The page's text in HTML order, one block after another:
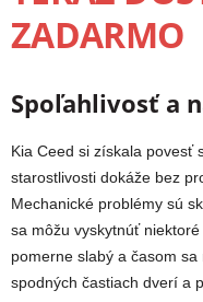
ZADARMO
Spoľahlivosť a
Kia Ceed si získala povesť
starostlivosti dokáže bez
Mechanické problémy sú
sa môžu vyskytnúť
pomerne slabý a časom
spodných častiach dverí a